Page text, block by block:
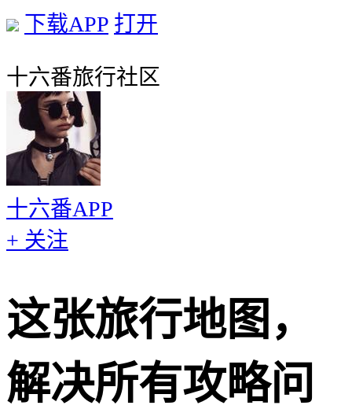
下载APP 打开
十六番旅行社区
十六番APP
+ 关注
这张旅行地图，
解决所有攻略问